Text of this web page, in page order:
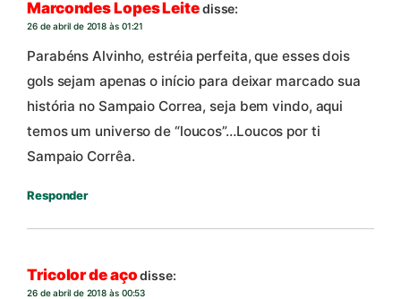
Marcondes Lopes Leitedisse:
26 de abril de 2018 às 01:21
Parabéns Alvinho, estréia perfeita, que esses dois
gols sejam apenas o início para deixar marcado sua
história no Sampaio Correa, seja bem vindo, aqui
temos um universo de “loucos”…Loucos por ti
Sampaio Corrêa.
Responder
Tricolor de aço disse:
26 de abril de 2018 às 00:53